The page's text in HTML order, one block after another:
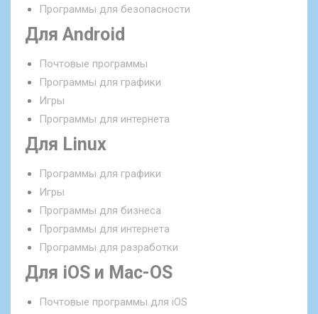
Программы для безопасности
Для Android
Почтовые программы
Программы для графики
Игры
Программы для интернета
Для Linux
Программы для графики
Игры
Программы для бизнеса
Программы для интернета
Программы для разработки
Для iOS и Mac-OS
Почтовые программы для iOS